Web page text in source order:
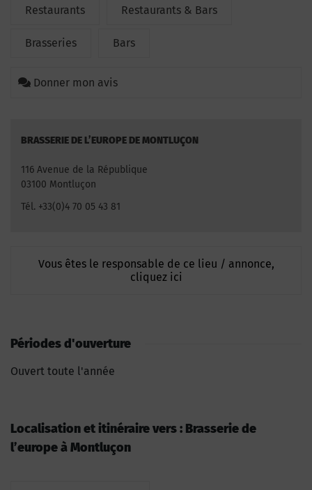
Restaurants Restaurants & Bars
Brasseries Bars
Donner mon avis
BRASSERIE DE L’EUROPE DE MONTLUÇON
116 Avenue de la République
03100 Montluçon
Tél. +33(0)4 70 05 43 81
Vous êtes le responsable de ce lieu / annonce,
cliquez ici
Périodes d'ouverture
Ouvert toute l'année
Localisation et itinéraire vers : Brasserie de
l’europe à Montluçon